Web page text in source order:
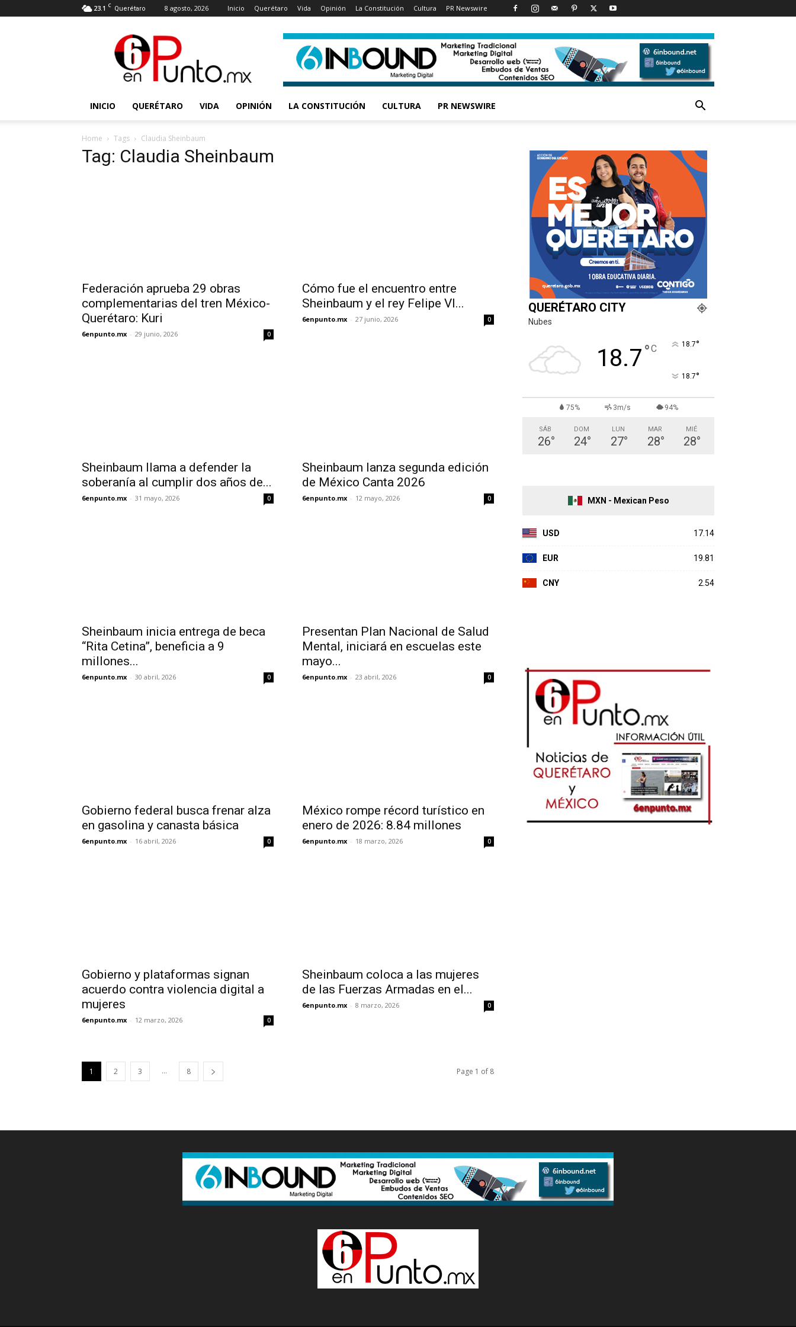
23.1 C Querétaro 8 agosto, 2026 Inicio Querétaro Vida Opinión La Constitución Cultura PR Newswire
punto
INICIO QUERÉTARO VIDA OPINIÓN LA CONSTITUCIÓN CULTURA PR NEWSWIRE
Home Tags Claudia Sheinbaum
Tag: Claudia Sheinbaum
Federación aprueba 29 obras
complementarias del tren México-
Querétaro: Kuri
6enpunto.mx - 29 junio, 2026 0
Cómo fue el encuentro entre
Sheinbaum y el rey Felipe VI...
6enpunto.mx - 27 junio, 2026 0
Sheinbaum llama a defender la
soberanía al cumplir dos años de...
6enpunto.mx - 31 mayo, 2026 0
Sheinbaum lanza segunda edición
de México Canta 2026
6enpunto.mx - 12 mayo, 2026 0
Sheinbaum inicia entrega de beca
“Rita Cetina”, beneficia a 9
millones...
6enpunto.mx - 30 abril, 2026 0
Presentan Plan Nacional de Salud
Mental, iniciará en escuelas este
mayo...
6enpunto.mx - 23 abril, 2026 0
Gobierno federal busca frenar alza
en gasolina y canasta básica
6enpunto.mx - 16 abril, 2026 0
México rompe récord turístico en
enero de 2026: 8.84 millones
6enpunto.mx - 18 marzo, 2026 0
Gobierno y plataformas signan
acuerdo contra violencia digital a
mujeres
6enpunto.mx - 12 marzo, 2026 0
Sheinbaum coloca a las mujeres
de las Fuerzas Armadas en el...
6enpunto.mx - 8 marzo, 2026 0
1 2 3 ... 8 Page 1 of 8
QUERÉTARO CITY
Nubes
18.7°C 18.7°
18.7°
75% 3m/s 94%
SÁB
26°
DOM
24°
LUN
27°
MAR
28°
MIÉ
28°
MXN - Mexican Peso
USD 17.14
EUR 19.81
CNY 2.54